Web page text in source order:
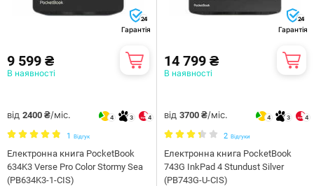
24
Гарантія
9 599 ₴
В наявності
від 2400 ₴/міс. 4 3 4
1 Відгук
Електронна книга PocketBook
634K3 Verse Pro Color Stormy Sea
(PB634K3-1-CIS)
24
Гарантія
14 799 ₴
В наявності
від 3700 ₴/міс. 4 3 4
2 Відгуки
Електронна книга PocketBook
743G InkPad 4 Stundust Silver
(PB743G-U-CIS)